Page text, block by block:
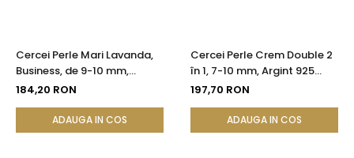
Cercei Perle Mari Lavanda,
Business, de 9-10 mm,
Tortiță Închisă, Argint 925 -
184,20 RON
ADAUGA IN COS
Cercei Perle Crem Double 2
în 1, 7-10 mm, Argint 925
Placat cu Platină |
197,70 RON
ADAUGA IN COS